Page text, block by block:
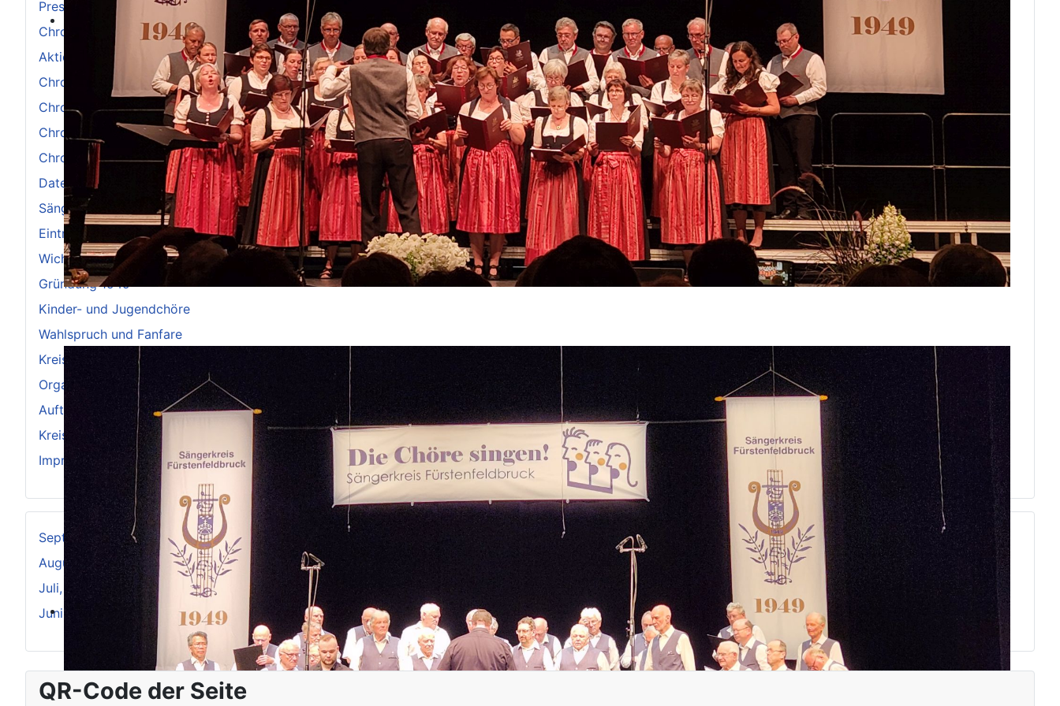
Pressemitteilungen
Chronik 2021-2030
Aktionstage Chor
Chronik 1961-1970
Chronik 2001-2010
Chronik 1991-2000
Chronik 2011-2020
Datenschutzerklärung
Sängerspruch
Eintritt SK FFB in den BSB
Wichtige Hinweise
Gründung 1949
Kinder- und Jugendchöre
Wahlspruch und Fanfare
Kreischorleitung
Organisation
Auftakt zum 75-jährigen Jubiläum
Kreiskulturtage-2024
Impressum
September, 2025
August, 2025
Juli, 2025
Juni, 2025
QR-Code der Seite